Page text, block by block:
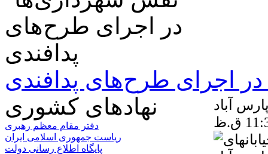
اجرای طرح‌های پدافندی
آباد نهادهای کشوری
دفتر مقام معظم رهبری
ریاست جمهوری اسلامی ایران
پایگاه اطلاع رسانی دولت